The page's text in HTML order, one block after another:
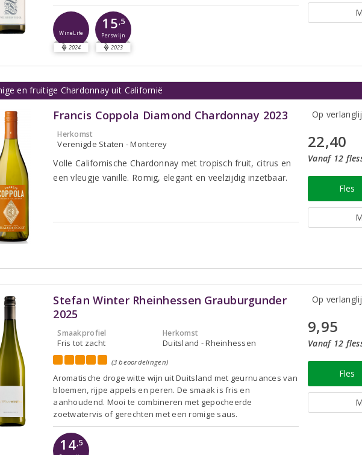
WineLife
2024
15,5
Perswijn
2023
en fruitige Chardonnay uit Californië
Francis Coppola Diamond Chardonnay 2023
Herkomst
Verenigde Staten - Monterey
Volle Californische Chardonnay met tropisch fruit, citrus en
een vleugje vanille. Romig, elegant en veelzijdig inzetbaar.
Op
22,40
Vanaf 12
Fles
Stefan Winter Rheinhessen Grauburgunder
2025
Smaakprofiel
Fris tot zacht
Herkomst
Duitsland - Rheinhessen
(3 beoordelingen)
Aromatische droge witte wijn uit Duitsland met geurnuances van
bloemen, rijpe appels en peren. De smaak is fris en
aanhoudend. Mooi te combineren met gepocheerde
zoetwatervis of gerechten met een romige saus.
14,5
Op
9,95
Vanaf 12
Fles